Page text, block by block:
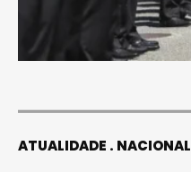
ATUALIDADE NACIONAL